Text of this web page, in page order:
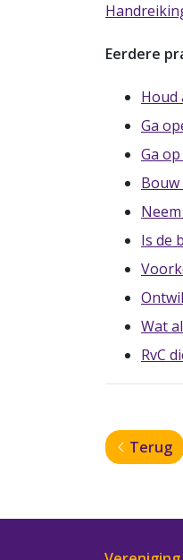
Eerdere
Houd
Ga
Ga
Is de
Wat
RvC
Terug